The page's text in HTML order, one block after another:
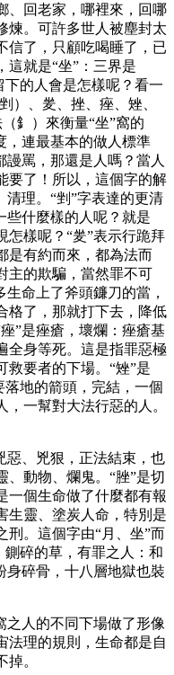
、回老家，哪裡來，回哪
煉。可許多世人被塵封太
信了，只顧吃喝睡了，已
這就是“坐”：三界是
下的人會是怎樣呢？看一
）、夎、挫、痤、矬、
釒）來衡量“坐”窩的
，連最基本的做人標準
謾罵，那還是人嗎？當人
要了！所以，這個字的解
清理。“剉”字表達的更清
些什麼樣的人呢？就是
怎樣呢？“夎”表示行跪拜
是有約而來，都為法而
主的欺騙，當然罪不可
命上了斧頭鐮刀的當，
格了，那就打下去，降低
”是痤瘡，壞爛：痤瘡基
全身等死。這是指罪惡極
救要者的下場。“矬”是
落地的箭頭，完結，一個
一幫對大法行惡的人。
惡、兇狠，正法結束，也
、動物、爛鬼。“脞”是切
一個生命做了什麼都有報
生靈、塗炭人命，特別是
刑。這個字由“月、坐”而
鍘碎的草，有罪之人：和
身碎骨，十八層地獄也裝
之人的不同下場做了形像
法理的規則，生命都是自
。